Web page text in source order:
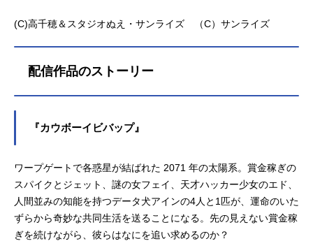
(C)高千穂＆スタジオぬえ・サンライズ （C）サンライズ
配信作品のストーリー
『カウボーイビバップ』
ワープゲートで各惑星が結ばれた 2071 年の太陽系。賞金稼ぎの
スパイクとジェット、謎の女フェイ、天才ハッカー少女のエド、
人間並みの知能を持つデータ犬アインの4人と1匹が、運命のいた
ずらから奇妙な共同生活を送ることになる。先の見えない賞金稼
ぎを続けながら、彼らはなにを追い求めるのか？